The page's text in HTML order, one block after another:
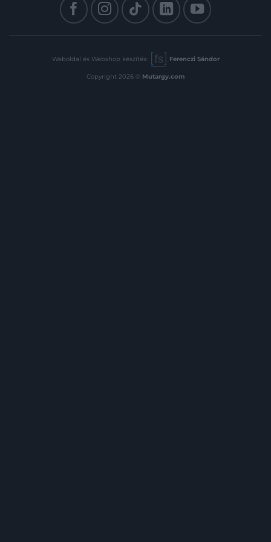
Weboldal és Webshop készítés: Ferenczi Sándor
Copyright 2026 © Mutargy.com